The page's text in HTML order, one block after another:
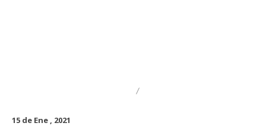
15 de Ene , 2021